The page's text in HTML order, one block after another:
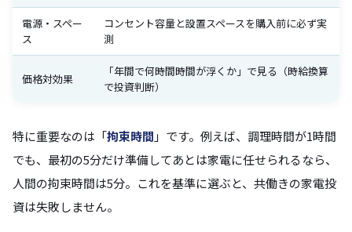
電源・スペー
ス
コンセント容量と設置スペースを購入前に必ず実
測
価格対効果
「年間で何時間時間が浮くか」で見る（時給換算
で投資判断）
特に重要なのは「拘束時間 」です。例えば、調理時間が1時間
でも、最初の5分だけ準備してあとは家電に任せられるなら、
人間の拘束時間は5分。これを基準に選ぶと、共働きの家電投
資は失敗しません。